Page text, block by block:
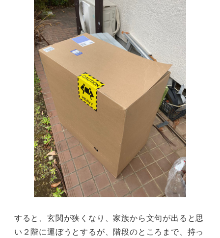
すると、玄関が狭くなり、家族から文句が出ると思
い２階に運ぼうとするが、階段のところまで、持っ